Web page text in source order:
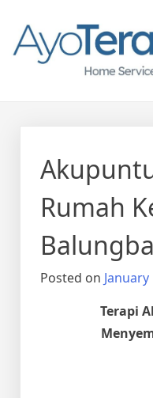
content
Ayo Terapi
Rumah
Posted on January
Terapi